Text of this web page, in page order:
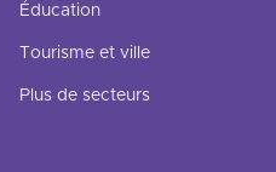
Éducation
Tourisme et ville
Plus de secteurs